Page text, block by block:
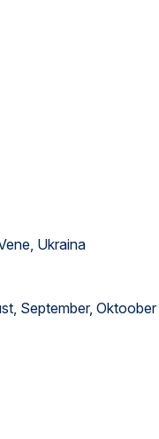
Ukraina
September, Oktoober